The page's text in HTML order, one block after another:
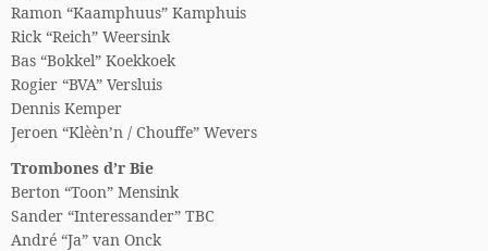
Ramon “Kaamphuus” Kamphuis
Rick “Reich” Weersink
Bas “Bokkel” Koekkoek
Rogier “BVA” Versluis
Dennis Kemper
Jeroen “Klèèn’n / Chouffe” Wevers
Trombones d’r Bie
Berton “Toon” Mensink
Sander “Interessander” TBC
André “Ja” van Onck